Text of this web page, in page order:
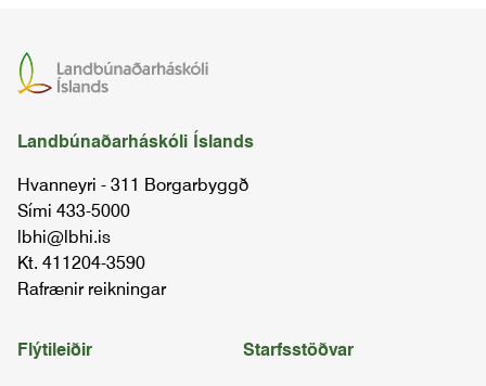
Landbúnaðarháskóli Íslands
Hvanneyri - 311 Borgarbyggð
Sími 433-5000
lbhi@lbhi.is
Kt. 411204-3590
Rafrænir reikningar
Starfsstöðvar
Flýtileiðir